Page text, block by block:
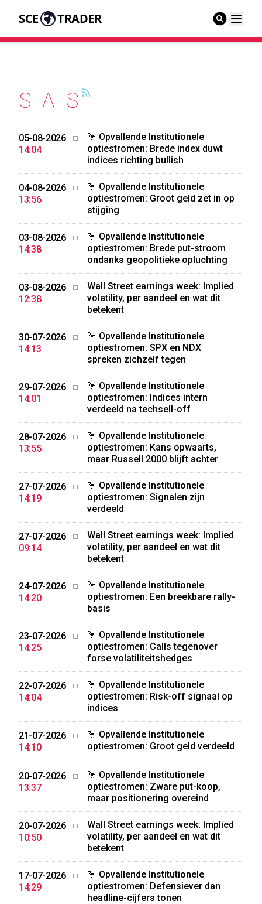
SCE TRADER
STATS
05-08-2026
14:04
🦩 Opvallende Institutionele
optiestromen: Brede index duwt
indices richting bullish
04-08-2026
13:56
🦩 Opvallende Institutionele
optiestromen: Groot geld zet in op
stijging
03-08-2026
14:38
🦩 Opvallende Institutionele
optiestromen: Brede put-stroom
ondanks geopolitieke opluchting
03-08-2026
12:38
Wall Street earnings week: Implied
volatility, per aandeel en wat dit
betekent
30-07-2026
14:13
🦩 Opvallende Institutionele
optiestromen: SPX en NDX
spreken zichzelf tegen
29-07-2026
14:01
🦩 Opvallende Institutionele
optiestromen: Indices intern
verdeeld na techsell-off
28-07-2026
13:55
🦩 Opvallende Institutionele
optiestromen: Kans opwaarts,
maar Russell 2000 blijft achter
27-07-2026
14:19
🦩 Opvallende Institutionele
optiestromen: Signalen zijn
verdeeld
27-07-2026
09:14
Wall Street earnings week: Implied
volatility, per aandeel en wat dit
betekent
24-07-2026
14:20
🦩 Opvallende Institutionele
optiestromen: Een breekbare rally-
basis
23-07-2026
14:25
🦩 Opvallende Institutionele
optiestromen: Calls tegenover
forse volatiliteitshedges
22-07-2026
14:04
🦩 Opvallende Institutionele
optiestromen: Risk-off signaal op
indices
21-07-2026
14:10
🦩 Opvallende Institutionele
optiestromen: Groot geld verdeeld
20-07-2026
13:37
🦩 Opvallende Institutionele
optiestromen: Zware put-koop,
maar positionering overeind
20-07-2026
10:50
Wall Street earnings week: Implied
volatility, per aandeel en wat dit
betekent
17-07-2026
14:29
🦩 Opvallende Institutionele
optiestromen: Defensiever dan
headline-cijfers tonen